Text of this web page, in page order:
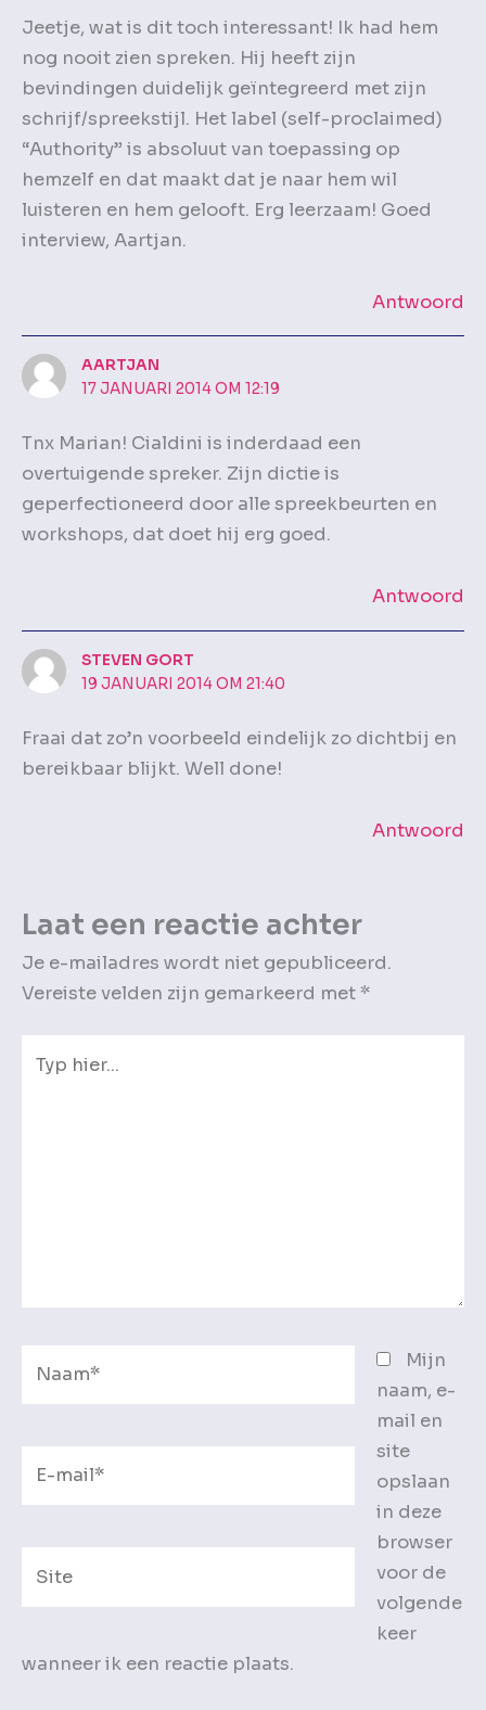
Jeetje, wat is dit toch interessant! Ik had hem
nog nooit zien spreken. Hij heeft zijn
bevindingen duidelijk geïntegreerd met zijn
schrijf/spreekstijl. Het label (self-proclaimed)
“Authority” is absoluut van toepassing op
hemzelf en dat maakt dat je naar hem wil
luisteren en hem gelooft. Erg leerzaam! Goed
interview, Aartjan.
Antwoord
AARTJAN
17 JANUARI 2014 OM 12:19
Tnx Marian! Cialdini is inderdaad een
overtuigende spreker. Zijn dictie is
geperfectioneerd door alle spreekbeurten en
workshops, dat doet hij erg goed.
Antwoord
STEVEN GORT
19 JANUARI 2014 OM 21:40
Fraai dat zo’n voorbeeld eindelijk zo dichtbij en
bereikbaar blijkt. Well done!
Antwoord
Laat een reactie achter
Je e-mailadres wordt niet gepubliceerd.
Vereiste velden zijn gemarkeerd met*
hier...
Mijn
naam, e-
mail en
site
opslaan
in deze
browser
voor de
volgende
keer
wanneer ik een reactie plaats.